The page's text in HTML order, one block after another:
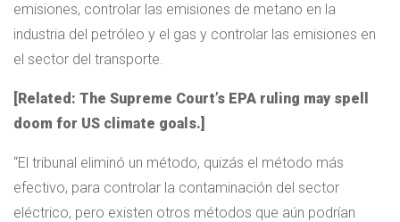
emisiones, controlar las emisiones de metano en la
industria del petróleo y el gas y controlar las emisiones en
el sector del transporte.
[Related: The Supreme Court’s EPA ruling may spell
doom for US climate goals.]
“El tribunal eliminó un método, quizás el método más
efectivo, para controlar la contaminación del sector
eléctrico, pero existen otros métodos que aún podrían